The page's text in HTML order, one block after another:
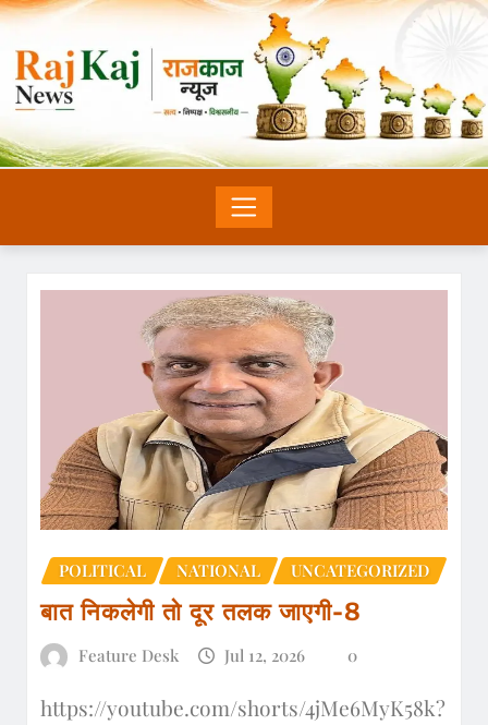
POLITICAL NATIONAL UNCATEGORIZED
बात निकलेगी तो दूर तलक जाएगी-8
Feature Desk Jul 12, 2026 0
https://youtube.com/shorts/4jMe6MyK58k?